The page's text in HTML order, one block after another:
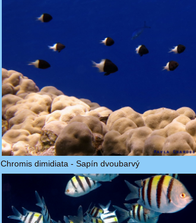
Chromis dimidiata - Sapín dvoubarvý